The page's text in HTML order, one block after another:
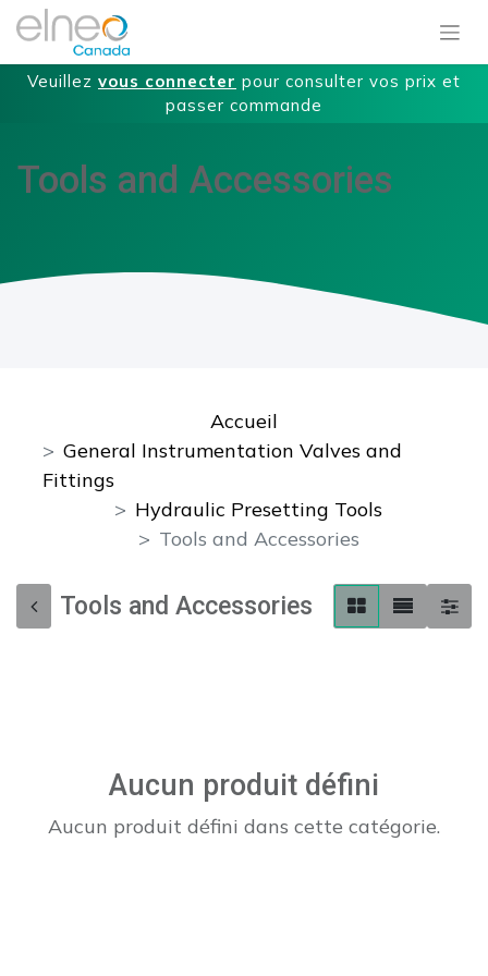
Veuillez vous connecter pour consulter vos prix et
passer commande
Tools and Accessories
Accueil
General Instrumentation Valves and
Fittings
Hydraulic Presetting Tools
Tools and Accessories
Tools and Accessories
Aucun produit défini
Aucun produit défini dans cette catégorie.